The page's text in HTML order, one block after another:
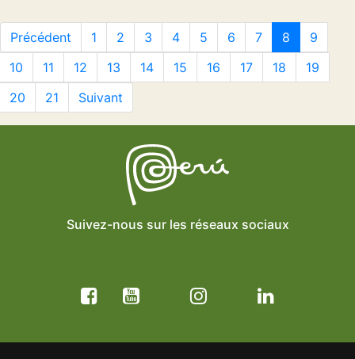
Précédent 1 2 3 4 5 6 7 8
9
10
11 12 13 14 15 16 17 18
19
20
21 Suivant
Suivez-nous sur les réseaux sociaux